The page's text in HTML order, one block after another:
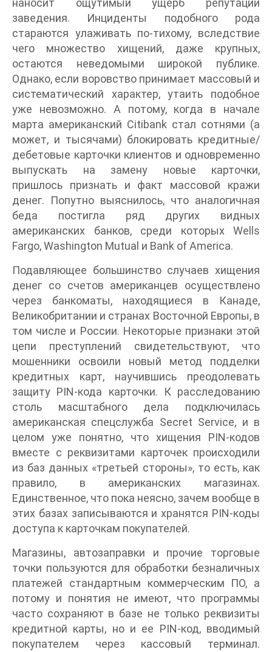
наносит ощутимый ущерб репутации
заведения. Инциденты подобного рода
стараются улаживать по-тихому, вследствие
чего множество хищений, даже крупных,
остаются неведомыми широкой публике.
Однако, если воровство принимает массовый и
систематический характер, утаить подобное
уже невозможно. А потому, когда в начале
марта американский Citibank стал сотнями (а
может, и тысячами) блокировать кредитные/
дебетовые карточки клиентов и одновременно
выпускать на замену новые карточки,
пришлось признать и факт массовой кражи
денег. Попутно выяснилось, что аналогичная
беда постигла ряд других видных
американских банков, среди которых Wells
Fargo, Washington Mutual и Bank of America.
Подавляющее большинство случаев хищения
денег со счетов американцев осуществлено
через банкоматы, находящиеся в Канаде,
Великобритании и странах Восточной Европы, в
том числе и России. Некоторые признаки этой
цепи преступлений свидетельствуют, что
мошенники освоили новый метод подделки
кредитных карт, научившись преодолевать
защиту PIN-кода карточки. К расследованию
столь масштабного дела подключилась
американская спецслужба Secret Service, и в
целом уже понятно, что хищения PIN-кодов
вместе с реквизитами карточек происходили
из баз данных «третьей стороны», то есть, как
правило, в американских магазинах.
Единственное, что пока неясно, зачем вообще в
этих базах записываются и хранятся PIN-коды
доступа к карточкам покупателей.
Магазины, автозаправки и прочие торговые
точки пользуются для обработки безналичных
платежей стандартным коммерческим ПО, а
потому и понятия не имеют, что программы
часто сохраняют в базе не только реквизиты
кредитной карты, но и ее PIN-код, вводимый
покупателем через кассовый терминал.